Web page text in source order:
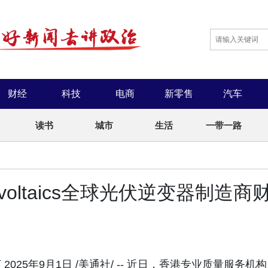
财经 科技 电商 新零售 汽车
读书 城市 生活 一带一路
全球光伏逆变器制造商
年9月1日 /美通社/ -- 近日，香港专业质量服务机构